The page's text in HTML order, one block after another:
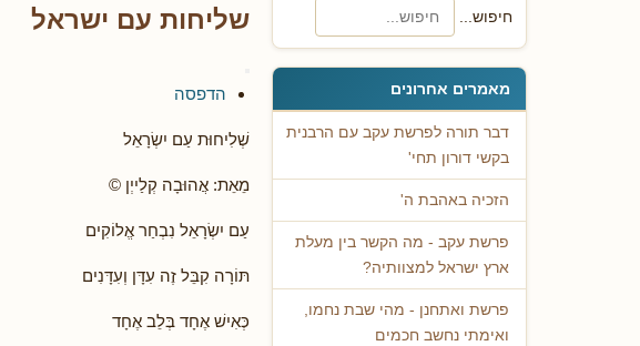
חיפוש...
מאמרים אחרונים
דבר תורה לפרשת עקב עם הרבנית
בקשי דורון תחי'
הזכיה באהבת ה'
פרשת עקב - מה הקשר בין מעלת
ארץ ישראל למצוותיה?
פרשת ואתחנן - מהי שבת נחמו,
ואימתי נחשב חכמים
שליחות עם ישראל
הדפסה
שְׁלִיחוּת עַם יִשְׂרָאֵל
מֵאֵת: אֲהוּבָה קְלַייְן ©
עַם יִשְׂרָאֵל נִבְחַר אֱלוֹקִים
תּוֹרָה קִבֵּל זֶה עִדָּן וְעִדָּנִים
כְּאִישׁ אֶחָד בְּלֵב אֶחָד